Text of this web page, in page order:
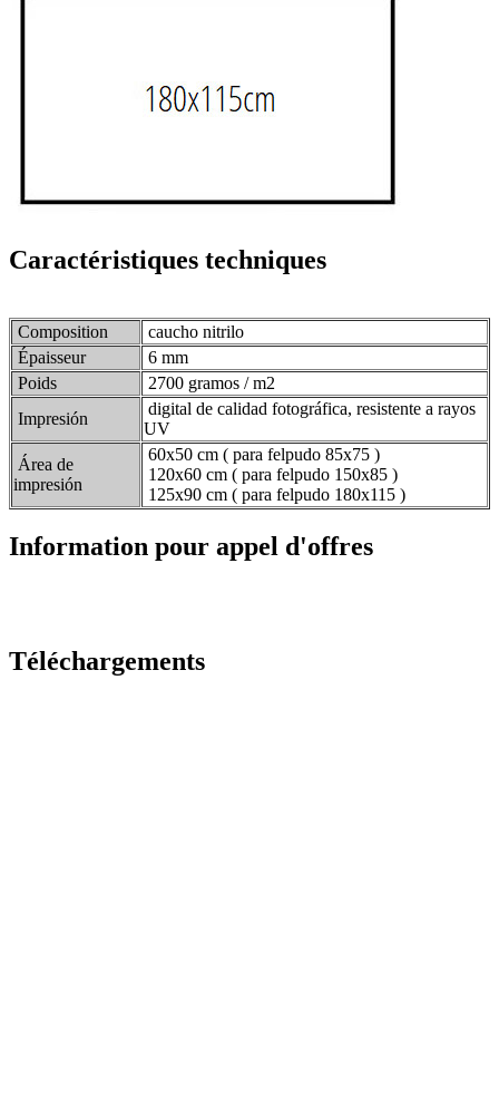
Caractéristiques techniques
Composition
caucho nitrilo
Épaisseur
6 mm
Poids
2700 gramos / m2
Impresión
digital de calidad fotográfica, resistente a rayos
UV
Área de
impresión
60x50 cm ( para felpudo 85x75 )
120x60 cm ( para felpudo 150x85 )
125x90 cm ( para felpudo 180x115 )
Information pour appel d'offres
Téléchargements